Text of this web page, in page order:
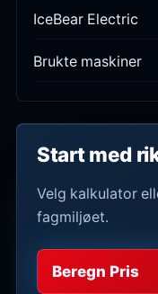
IceBear Electric
Brukte maskiner
Start med
Velg kalkulator
fagmiljøet.
Beregn Pris